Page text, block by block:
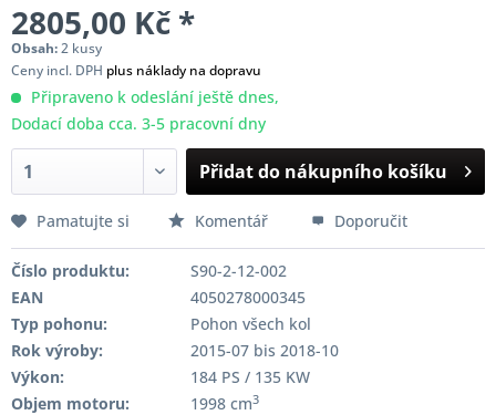
2805,00 Kč *
Obsah:2 kusy
Ceny incl. DPH plus náklady na dopravu
Připraveno k odeslání ještě dnes,
Dodací doba cca. 3-5 pracovní dny
Přidat do nákupního košíku
Pamatujte si Komentář Doporučit
Číslo produktu:
S90-2-12-002
EAN
4050278000345
Typ pohonu:
Pohon všech kol
Rok výroby:
2015-07 bis 2018-10
Výkon:
184 PS / 135 KW
Objem motoru:
1998 cm3